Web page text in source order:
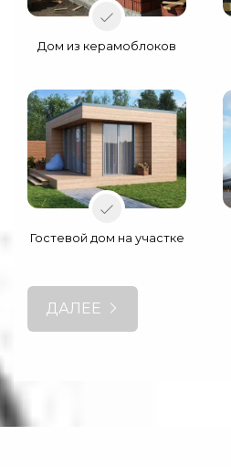
Дом из керамоблоков
Гостевой дом на участке
ДАЛЕЕ